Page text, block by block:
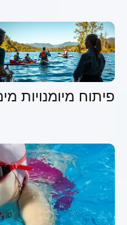
פיתוח מיומנויות מים